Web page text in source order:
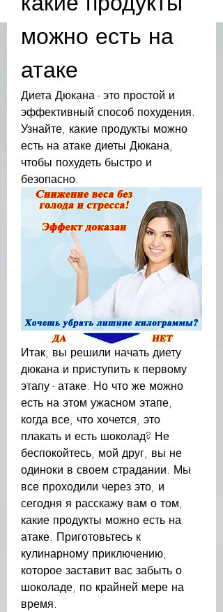
можно есть на
атаке
Диета Дюкана - это простой и
эффективный способ похудения.
Узнайте, какие продукты можно
есть на атаке диеты Дюкана,
чтобы похудеть быстро и
безопасно.
Итак, вы решили начать диету
дюкана и приступить к первому
этапу - атаке. Но что же можно
есть на этом ужасном этапе,
когда все, что хочется, это
плакать и есть шоколад? Не
беспокойтесь, мой друг, вы не
одиноки в своем страдании. Мы
все проходили через это, и
сегодня я расскажу вам о том,
какие продукты можно есть на
атаке. Приготовьтесь к
кулинарному приключению,
которое заставит вас забыть о
шоколаде, по крайней мере на
время.